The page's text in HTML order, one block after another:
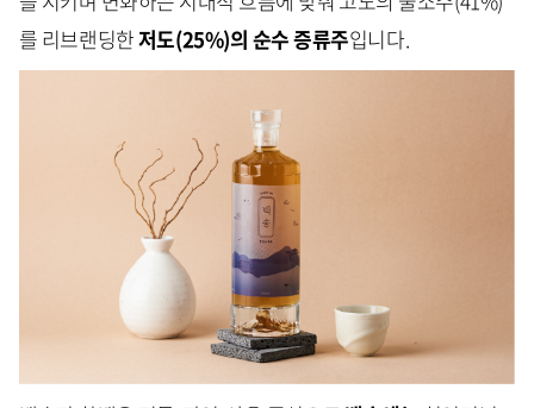
를 리브랜딩한저도(25%)의 순수 증류주입니다.